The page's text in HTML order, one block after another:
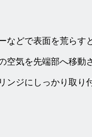
どで表面を荒らす
気を先端部へ移動
ジにしっかり取り